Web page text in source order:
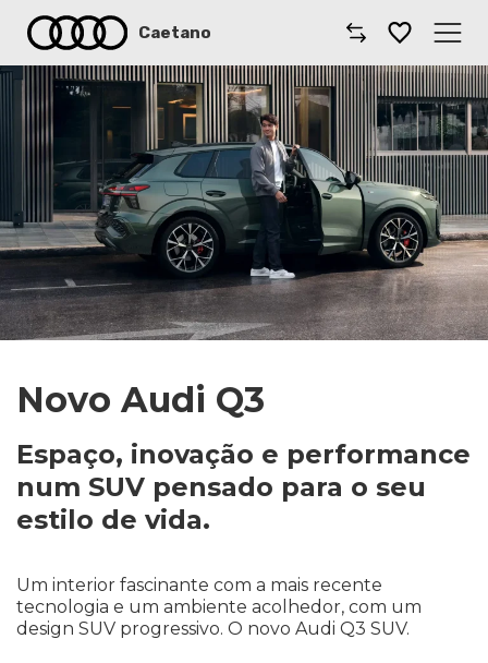
Caetano
Caetano
Comprar Audi
Modelos Audi
Campanhas
Onde estamos
Novo Audi Q3
Espaço, inovação e performance
num SUV pensado para o seu
estilo de vida.
Um interior fascinante com a mais recente
tecnologia e um ambiente acolhedor, com um
design SUV progressivo. O novo Audi Q3 SUV.